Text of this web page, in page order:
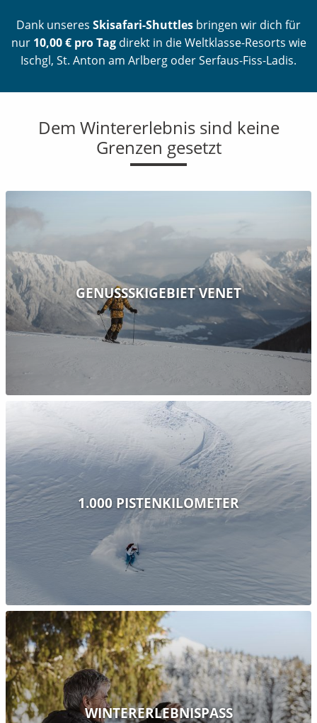
Dank unseres Skisafari-Shuttles bringen wir dich für
nur 10,00 € pro Tagdirekt in die Weltklasse-Resorts wie
Ischgl, St. Anton am Arlberg oder Serfaus-Fiss-Ladis.
Dem Wintererlebnis sind keine
Grenzen gesetzt
GENUSSSKIGEBIET VENET
1.000 PISTENKILOMETER
WINTERERLEBNISPASS